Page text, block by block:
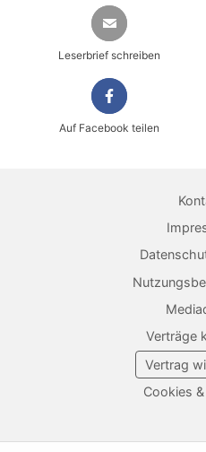
Magazin direkt
Dauerhaft als
Leserbrief schreiben
Auf Facebook teilen
Verträge
Vertrag
Cookies